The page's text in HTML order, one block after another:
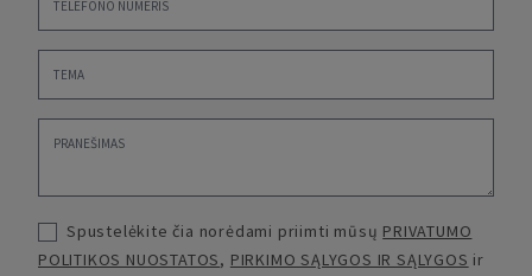
Spustelėkite čia norėdami priimti mūsų PRIVATUMO
POLITIKOS NUOSTATOS, PIRKIMO SĄLYGOS IR SĄLYGOS ir